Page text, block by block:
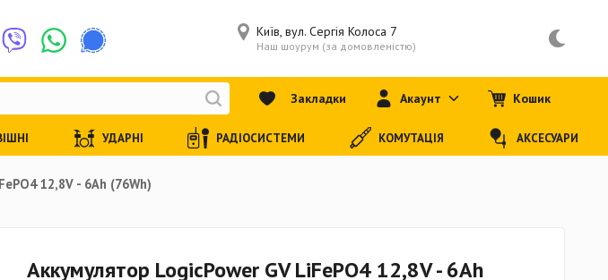
12,8V - 6Ah (76Wh)
Аккумулятор LogicPower GV LiFePO4 12,8V - 6Ah
Київ, вул. Сергія Колоса 7
Наш шоурум (за домовленістю)
Закладки Акаунт Кошик
УДАРНІ РАДІОСИСТЕМИ КОМУТАЦІЯ АКСЕСУАРИ